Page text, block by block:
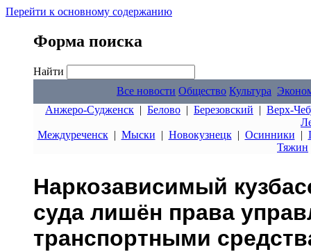
Перейти к основному содержанию
Форма поиска
Найти
Все новости Общество Культура
Анжеро-Судженск | Белово | Березовский | Верх-
Междуреченск| Мыски | Новокузнецк| Осинники |
Тяжин
Наркозависимый
суда лишён права
транспортными